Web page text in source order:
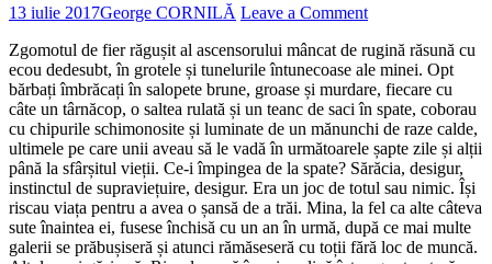
13 iulie 2017George CORNILĂ Leave a Comment
Zgomotul de fier răgușit al ascensorului mâncat de rugină răsună cu
ecou dedesubt, în grotele și tunelurile întunecoase ale minei. Opt
bărbați îmbrăcați în salopete brune, groase și murdare, fiecare cu
câte un târnăcop, o saltea rulată și un teanc de saci în spate, coborau
cu chipurile schimonosite și luminate de un mănunchi de raze calde,
ultimele pe care unii aveau să le vadă în următoarele șapte zile și alții
până la sfârșitul vieții. Ce-i împingea de la spate? Sărăcia, desigur,
instinctul de supraviețuire, desigur. Era un joc de totul sau nimic. Își
riscau viața pentru a avea o șansă de a trăi. Mina, la fel ca alte câteva
sute înaintea ei, fusese închisă cu un an în urmă, după ce mai multe
galerii se prăbușiseră și atunci rămăseseră cu toții fără loc de muncă.